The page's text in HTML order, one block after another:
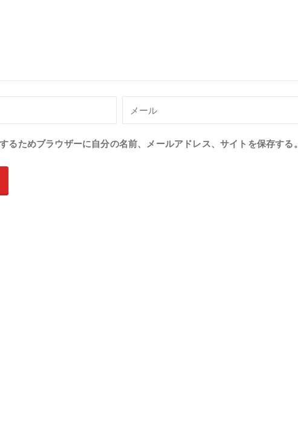
るためブラウザーに自分の名前、メールアドレス、サイトを保存する。